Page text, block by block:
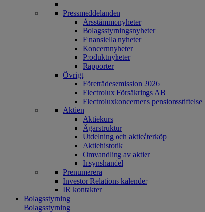
Pressmeddelanden
Årsstämmonyheter
Bolagsstyrningsnyheter
Finansiella nyheter
Koncernnyheter
Produktnyheter
Rapporter
Övrigt
Företrädesemission 2026
Electrolux Försäkrings AB
Electroluxkoncernens pensionsstiftelse
Aktien
Aktiekurs
Ägarstruktur
Utdelning och aktieåterköp
Aktiehistorik
Omvandling av aktier
Insynshandel
Prenumerera
Investor Relations kalender
IR kontakter
Bolagsstyrning
Bolagsstyrning